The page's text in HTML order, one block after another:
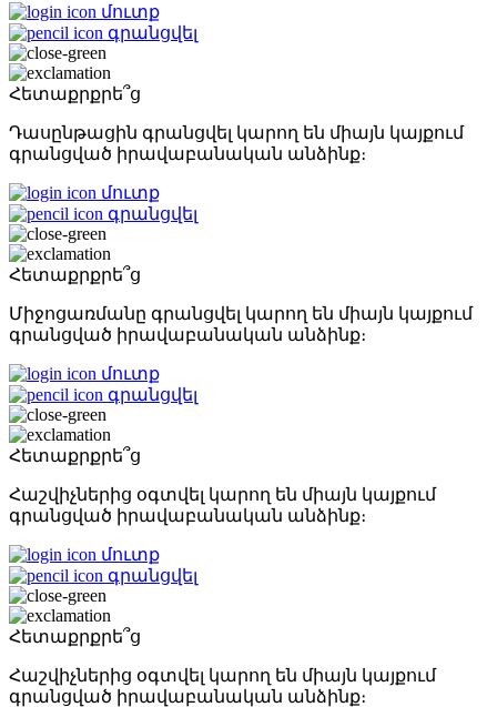
մուտք
գրանցվել
Հետաքրքրե՞ց
Դասընթացին գրանցվել կարող են միայն կայքում
գրանցված իրավաբանական անձինք։
մուտք
գրանցվել
Հետաքրքրե՞ց
Միջոցառմանը գրանցվել կարող են միայն կայքում
գրանցված իրավաբանական անձինք։
մուտք
գրանցվել
Հետաքրքրե՞ց
Հաշվիչներից օգտվել կարող են միայն կայքում
գրանցված իրավաբանական անձինք։
մուտք
գրանցվել
Հետաքրքրե՞ց
Հաշվիչներից օգտվել կարող են միայն կայքում
գրանցված իրավաբանական անձինք։